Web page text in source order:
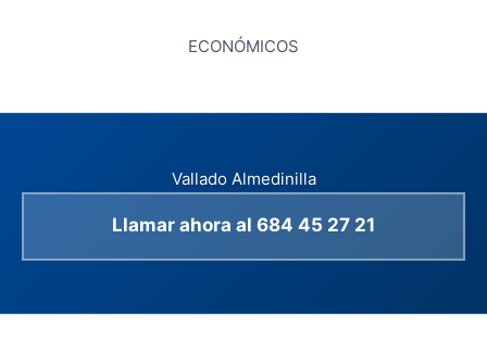
ECONÓMICOS
Vallado Almedinilla
Llamar ahora al 684 45 27 21